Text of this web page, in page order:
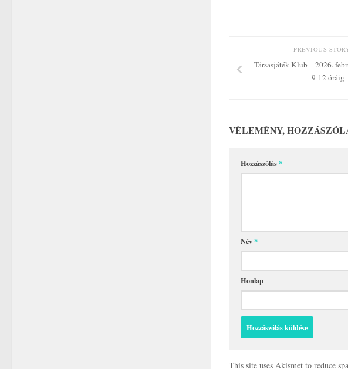
PREVIOUS
Társasjáték Klub – 2026.
9-12 óráig
VÉLEMÉNY,
Hozzászólás*
Név*
Honlap
This site uses Akismet to reduce